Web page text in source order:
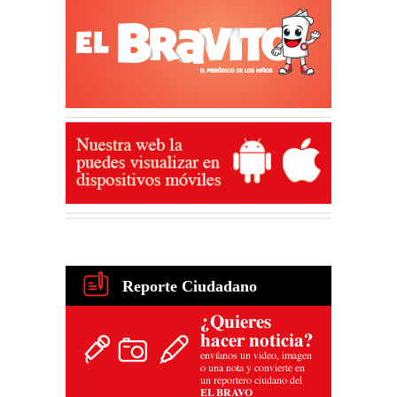
Reporte Ciudadano